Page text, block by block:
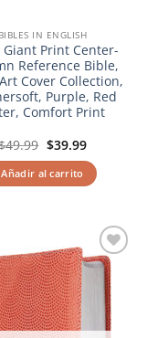
BIBLES IN ENGLISH
Giant Print Center-
Reference Bible,
Cover Collection,
Purple, Red
Comfort Print
49.99 El
precio
original
era:
$49.99.
$39.99El
actual
es:
$39.99.
Añadir al carrito
Añadir
a la
lista de
deseos